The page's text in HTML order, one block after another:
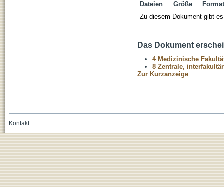
Dateien Größe
Format
Zu diesem Dokument gibt
Das Dokument
4 Medizinische
8 Zentrale,
Zur Kurzanzeige
Kontakt